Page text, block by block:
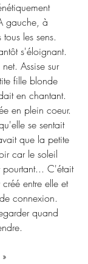
gauche, à
les sens.
s'éloignant.
Assise sur
fille blonde
en chantant.
en plein coeur.
se sentait
que la petite
car le soleil
pourtant... C'était
entre elle et
connexion.
quand